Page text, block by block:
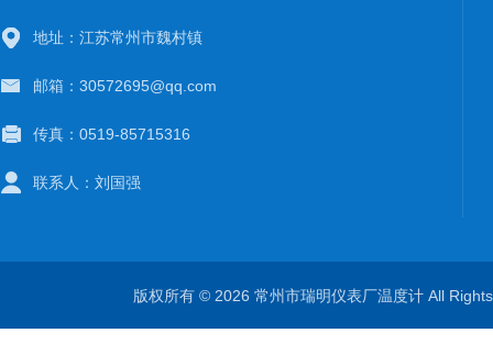
地址：江苏常州市魏村镇
邮箱：30572695@qq.com
传真：0519-85715316
联系人：刘国强
版权所有 © 2026 常州市瑞明仪表厂温度计 All